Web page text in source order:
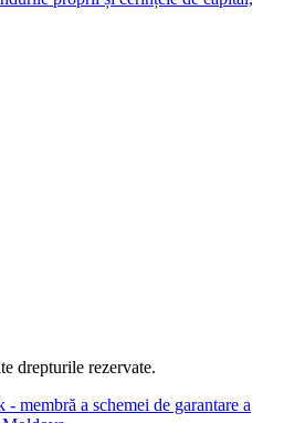
drepturile rezervate.
- membră a schemei de garantare a